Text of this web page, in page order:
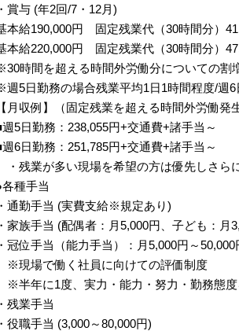
・賞与 (年2回/7・12月)
本給190,000円 固定残業代（30時間分）
本給220,000円 固定残業代（30時間分）
時間を超える時間外労働分についての割
週5日勤務の場合残業平均1日1時間程度/週6
【月収例】（固定残業を超える時間外労働発
5日勤務：238,055円+交通費+諸手当～
6日勤務：251,785円+交通費+諸手当～
・残業が多い現場を希望の方は優先しさら
各種手当
・通勤手当 (実費支給※規定あり)
・家族手当 (配偶者：月5,000円、子ども：
・冠位手当（能力手当）：月5,000円～50,000
※現場で働く社員に向けての評価制度
※半年に1度、実力・能力・努力・勤務態度
・残業手当
・役職手当 (3,000～80,000円)